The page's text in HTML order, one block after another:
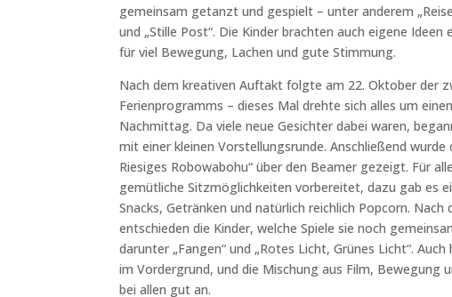
gemeinsam getanzt und gespielt – unter anderem
und „Stille Post“. Die Kinder brachten auch eigene Ideen
für viel Bewegung, Lachen und gute Stimmung.
Nach dem kreativen Auftakt folgte am 22. Oktober der
Ferienprogramms – dieses Mal drehte sich alles um
Nachmittag. Da viele neue Gesichter dabei waren,
mit einer kleinen Vorstellungsrunde. Anschließend wurde
Riesiges Robowabohu“ über den Beamer gezeigt. Für
gemütliche Sitzmöglichkeiten vorbereitet, dazu gab es
Snacks, Getränken und natürlich reichlich Popcorn. Nach
entschieden die Kinder, welche Spiele sie noch
darunter „Fangen“ und „Rotes Licht, Grünes Licht“. Auch
im Vordergrund, und die Mischung aus Film, Bewegung
bei allen gut an.